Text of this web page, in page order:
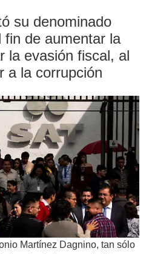
su denominado
fin de aumentar la
la evasión fiscal, al
a la corrupción
Martínez Dagnino, tan sólo